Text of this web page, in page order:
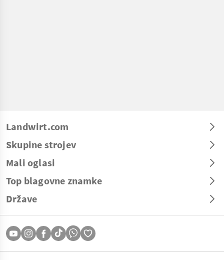
Landwirt.com
Skupine strojev
Mali oglasi
Top blagovne znamke
Države